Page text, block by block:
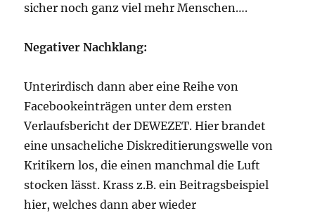
sicher noch ganz viel mehr Menschen….
Negativer Nachklang:
Unterirdisch dann aber eine Reihe von
Facebookeinträgen unter dem ersten
Verlaufsbericht der DEWEZET. Hier brandet
eine unsacheliche Diskreditierungswelle von
Kritikern los, die einen manchmal die Luft
stocken lässt. Krass z.B. ein Beitragsbeispiel
hier, welches dann aber wieder